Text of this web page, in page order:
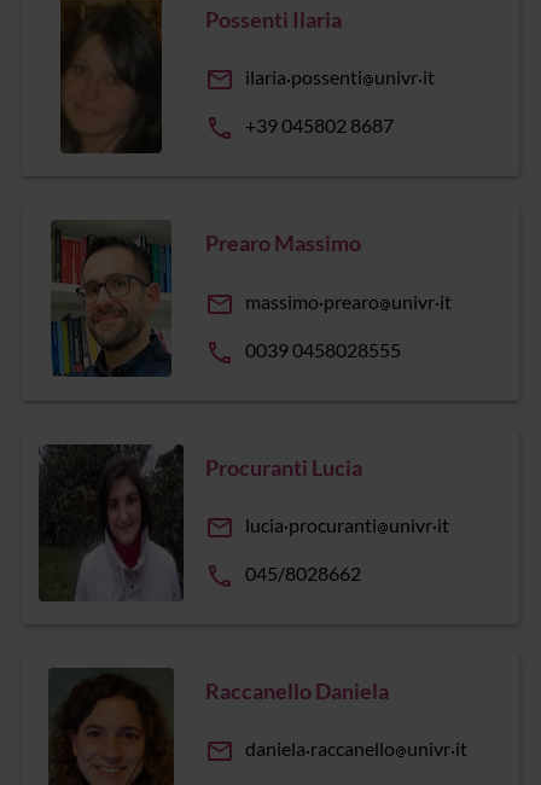
Possenti Ilaria
email ilaria possenti univr it
phone +39 045802 8687
Prearo Massimo
email massimo prearo univr it
phone 0039 0458028555
Procuranti Lucia
email lucia procuranti univr it
phone 045/8028662
Raccanello Daniela
email daniela raccanello univr it